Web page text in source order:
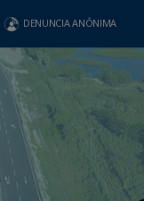
DENUNCIA ANÔNIMA